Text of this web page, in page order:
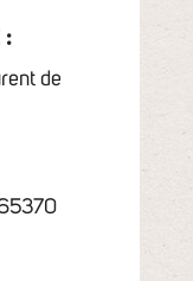
:
de